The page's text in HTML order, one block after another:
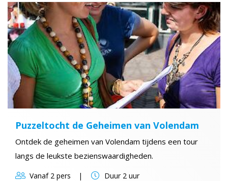
Puzzeltocht de Geheimen van Volendam
Ontdek de geheimen van Volendam tijdens een tour
langs de leukste bezienswaardigheden.
Vanaf2 pers Duur2 uur